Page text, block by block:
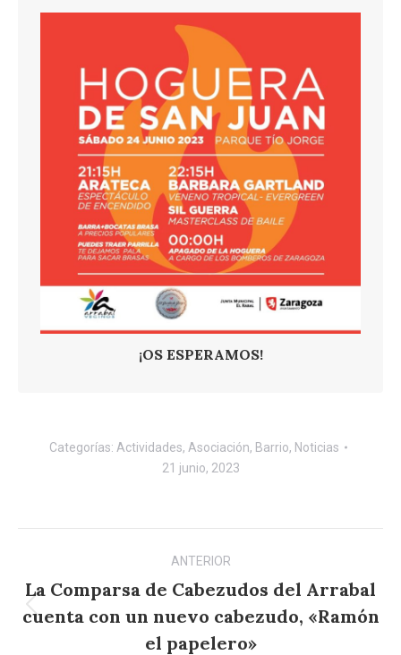
¡OS ESPERAMOS!
Categorías: Actividades, Asociación, Barrio, Noticias
21 junio, 2023
Navegación
entre
publicaciones
ANTERIOR
Publicación
anterior:
La Comparsa de Cabezudos del Arrabal
cuenta con un nuevo cabezudo, «Ramón
el papelero»